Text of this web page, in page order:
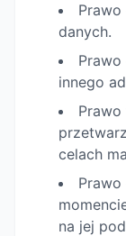
danych.
innego
celach
na jej